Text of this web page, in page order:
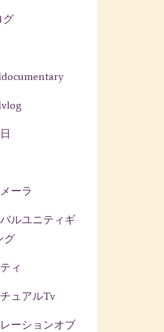
ーラ
ルユニティギ
グ
ィ
ュアルtv
ーションオブ